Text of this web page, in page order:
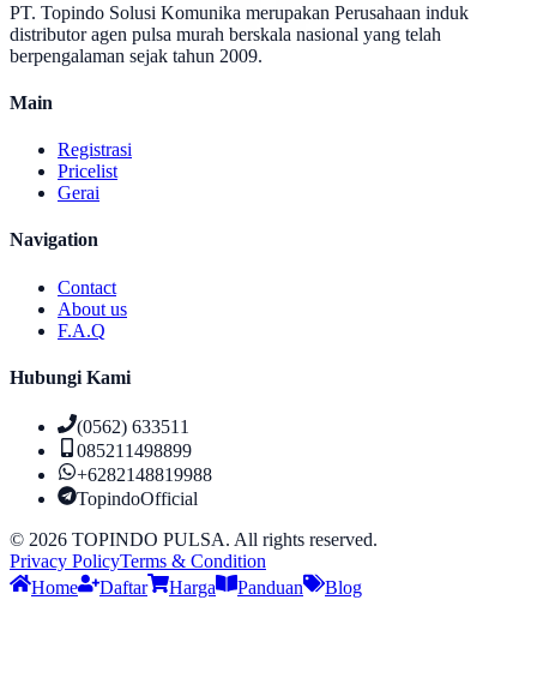
PT. Topindo Solusi Komunika merupakan Perusahaan induk
distributor agen pulsa murah berskala nasional yang telah
berpengalaman sejak tahun 2009.
Main
Registrasi
Pricelist
Gerai
Navigation
Contact
About us
F.A.Q
Hubungi Kami
(0562) 633511
085211498899
+6282148819988
TopindoOfficial
© 2026 TOPINDO PULSA. All rights reserved.
Privacy PolicyTerms & Condition
Home
Daftar Harga Panduan Blog